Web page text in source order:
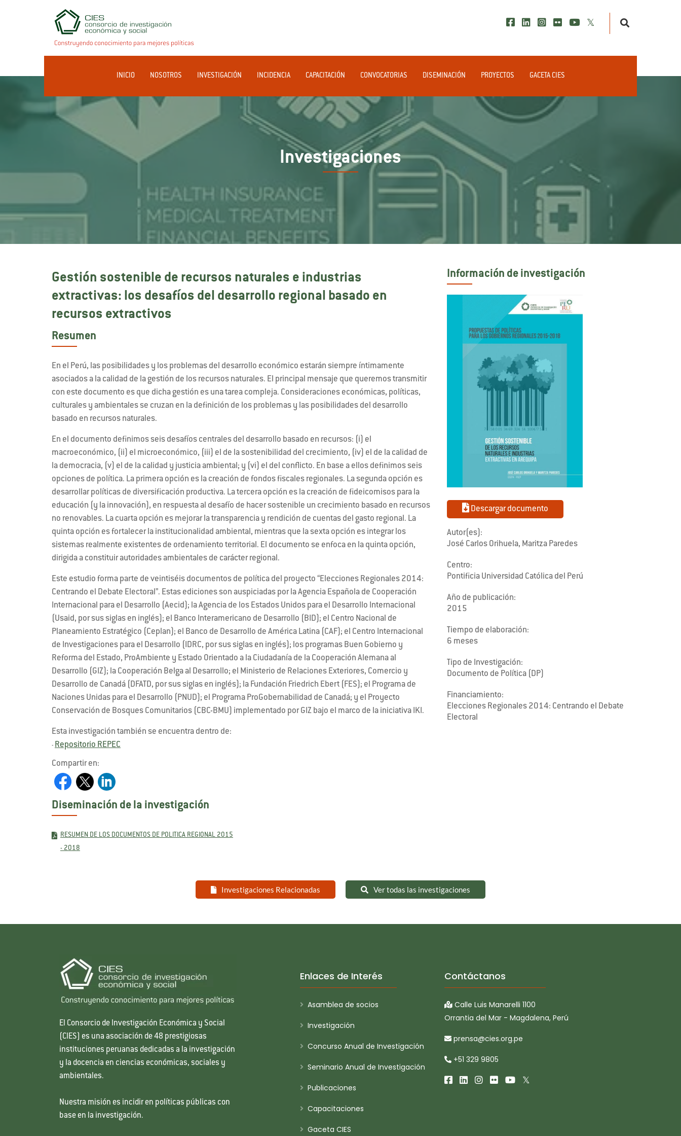
INICIO NOSOTROS INVESTIGACIÓN INCIDENCIA CAPACITACIÓN CONVOCATORIAS DISEMINACIÓN PROYECTOS GACETA CIES
Investigaciones
Gestión sostenible de recursos naturales e industrias
extractivas: los desafíos del desarrollo regional basado en
recursos extractivos
Resumen
En el Perú, las posibilidades y los problemas del desarrollo económico estarán siempre íntimamente
asociados a la calidad de la gestión de los recursos naturales. El principal mensaje que queremos transmitir
con este documento es que dicha gestión es una tarea compleja. Consideraciones económicas, políticas,
culturales y ambientales se cruzan en la definición de los problemas y las posibilidades del desarrollo
basado en recursos naturales.
En el documento definimos seis desafíos centrales del desarrollo basado en recursos: (i) el
macroeconómico, (ii) el microeconómico, (iii) el de la sostenibilidad del crecimiento, (iv) el de la calidad de
la democracia, (v) el de la calidad y justicia ambiental; y (vi) el del conflicto. En base a ellos definimos seis
opciones de política. La primera opción es la creación de fondos fiscales regionales. La segunda opción es
desarrollar políticas de diversificación productiva. La tercera opción es la creación de fideicomisos para la
educación (y la innovación), en respuesta al desafío de hacer sostenible un crecimiento basado en recursos
no renovables. La cuarta opción es mejorar la transparencia y rendición de cuentas del gasto regional. La
quinta opción es fortalecer la institucionalidad ambiental, mientras que la sexta opción es integrar los
sistemas realmente existentes de ordenamiento territorial. El documento se enfoca en la quinta opción,
dirigida a constituir autoridades ambientales de carácter regional.
Este estudio forma parte de veintiséis documentos de política del proyecto “Elecciones Regionales 2014:
Centrando el Debate Electoral”. Estas ediciones son auspiciadas por la Agencia Española de Cooperación
Internacional para el Desarrollo (Aecid); la Agencia de los Estados Unidos para el Desarrollo Internacional
(Usaid, por sus siglas en inglés); el Banco Interamericano de Desarrollo (BID); el Centro Nacional de
Planeamiento Estratégico (Ceplan); el Banco de Desarrollo de América Latina (CAF); el Centro Internacional
de Investigaciones para el Desarrollo (IDRC, por sus siglas en inglés); los programas Buen Gobierno y
Reforma del Estado, ProAmbiente y Estado Orientado a la Ciudadanía de la Cooperación Alemana al
Desarrollo (GIZ); la Cooperación Belga al Desarrollo; el Ministerio de Relaciones Exteriores, Comercio y
Desarrollo de Canadá (DFATD, por sus siglas en inglés); la Fundación Friedrich Ebert (FES); el Programa de
Naciones Unidas para el Desarrollo (PNUD); el Programa ProGobernabilidad de Canadá; y el Proyecto
Conservación de Bosques Comunitarios (CBC-BMU) implementado por GIZ bajo el marco de la iniciativa IKI.
Esta investigación también se encuentra dentro de:
- Repositorio REPEC
Compartir en:
Información de investigación
Descargar documento
Autor(es):
José Carlos Orihuela, Maritza Paredes
Centro:
Pontificia Universidad Católica del Perú
Año de publicación:
2015
Tiempo de elaboración:
6 meses
Tipo de Investigación:
Documento de Política (DP)
Financiamiento:
Elecciones Regionales 2014: Centrando el Debate
Electoral
Diseminación de la investigación
RESUMEN DE LOS DOCUMENTOS DE POLITICA REGIONAL 2015
- 2018
Investigaciones Relacionadas Ver todas las investigaciones
El Consorcio de Investigación Económica y Social
(CIES) es una asociación de 48 prestigiosas
instituciones peruanas dedicadas a la investigación
y la docencia en ciencias económicas, sociales y
ambientales.
Nuestra misión es incidir en políticas públicas con
base en la investigación.
Enlaces de Interés
Asamblea de socios
Investigación
Concurso Anual de Investigación
Seminario Anual de Investigación
Publicaciones
Capacitaciones
Gaceta CIES
Contáctanos
Calle Luis Manarelli 1100
Orrantia del Mar - Magdalena, Perú
prensa@cies.org.pe
+51 329 9805